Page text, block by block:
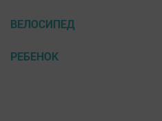
ВЕЛОСИПЕД
РЕБЕНОК